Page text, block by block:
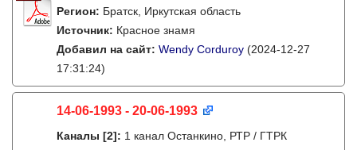
Регион: Братск, Иркутская область
Источник: Красное знамя
Добавил на сайт: Wendy Corduroy (2024-12-27
17:31:24)
14-06-1993 - 20-06-1993
Каналы [2]: 1 канал Останкино, РТР / ГТРК